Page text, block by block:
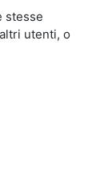
stesse
utenti, o